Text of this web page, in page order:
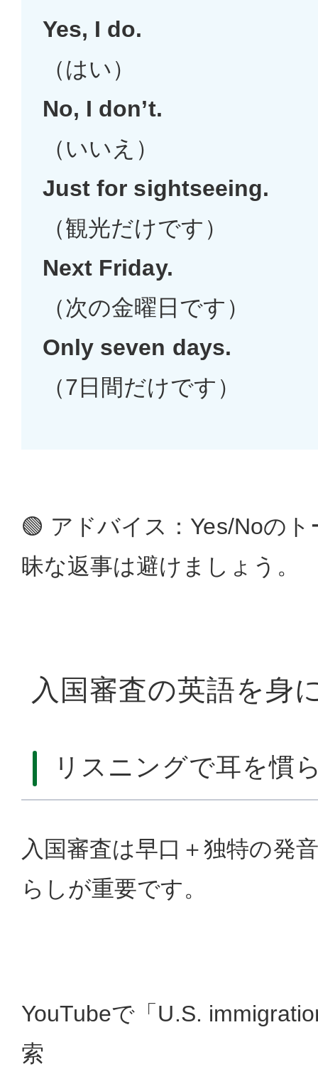
Yes, I do.
（はい）
No, I don’t.
（いいえ）
Just for sightseeing.
（観光だけです）
Next Friday.
（次の金曜日です）
Only seven days.
（7日間だけです）
🟢 アドバイス：Yes/Noの
昧な返事は避けましょう。
入国審査の英語を身
リスニングで耳を慣
入国審査は早口＋独特の発
らしが重要です。
YouTubeで「U.S.
索